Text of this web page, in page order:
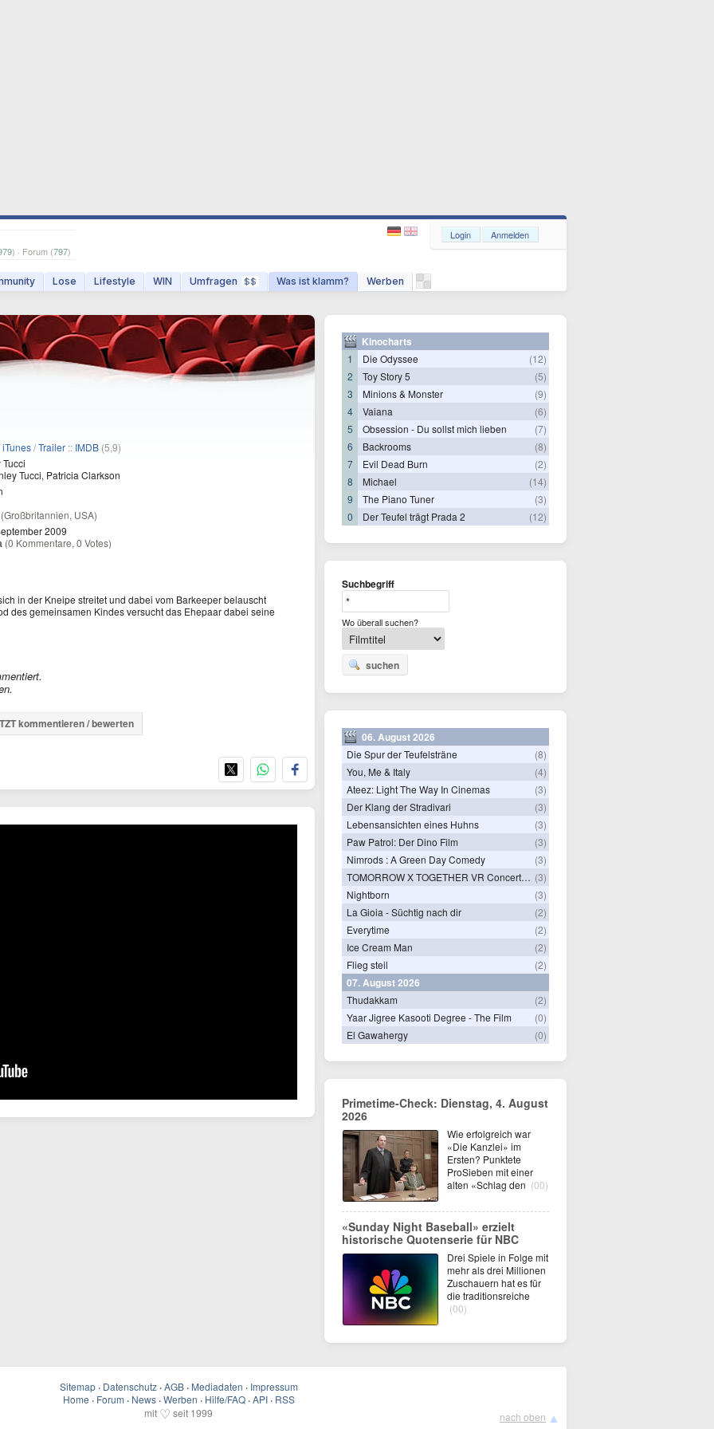
) · Forum (797)
Lose Lifestyle WIN Umfragen $$ Was ist klamm? Werben
Login Anmelden
iTunes/Trailer :: IMDB (5,9)
Tucci, Patricia Clarkson
(Großbritannien, USA)
2009
(0 Kommentare, 0 Votes)
in der Kneipe streitet und dabei vom Barkeeper belauscht
des gemeinsamen Kindes versucht das Ehepaar dabei seine
kommentieren / bewerten
Kinocharts
1 Die Odyssee
(12)
2
Toy Story 5
(5)
3
Minions & Monster
(9)
4
Vaiana
(6)
5
Obsession - Du sollst mich lieben
(7)
6
Backrooms
(8)
7
Evil Dead Burn
(2)
8
Michael
(14)
9
The Piano Tuner
(3)
0
Der Teufel trägt Prada 2 (12)
Suchbegriff
Wo überall suchen?
suchen
06. August 2026
Die Spur der Teufelsträne
(8)
You, Me & Italy
(4)
Ateez: Light The Way In Cinemas
(3)
Der Klang der Stradivari
(3)
Lebensansichten eines Huhns
(3)
Paw Patrol: Der Dino Film
(3)
Nimrods : A Green Day Comedy
(3)
TOMORROW X TOGETHER VR Concert: Endless Ride (3)
Nightborn
(3)
La Gioia - Süchtig nach dir
(2)
Everytime
(2)
Ice Cream Man
(2)
Flieg steil
(2)
07. August 2026
Thudakkam
(2)
Yaar Jigree Kasooti Degree - The Film
(0)
El Gawahergy
(0)
Primetime-Check: Dienstag, 4. August
2026
Wie erfolgreich war
«Die Kanzlei» im
Ersten? Punktete
ProSieben mit einer
alten «Schlag den (00)
«Sunday Night Baseball» erzielt
historische Quotenserie für NBC
Drei Spiele in Folge mit
mehr als drei Millionen
Zuschauern hat es für
die traditionsreiche
(00)
Sitemap · Datenschutz · AGB · Mediadaten · Impressum
Home · Forum · News · Werben · Hilfe/FAQ · API · RSS
mit ♡ seit 1999 nach oben ▲